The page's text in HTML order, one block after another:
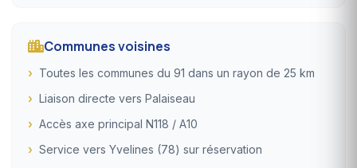
Communes voisines
Toutes les communes du 91 dans un rayon de 25 km
Liaison directe vers Palaiseau
Accès axe principal N118 / A10
Service vers Yvelines (78) sur réservation